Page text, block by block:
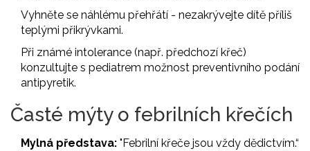
Vyhněte se náhlému přehřátí - nezakrývejte dítě příliš
teplými přikrývkami.
Při známé intolerance (např. předchozí křeč)
konzultujte s pediatrem možnost preventivního podání
antipyretik.
Časté mýty o febrilních křečích
Mylná představa: "Febrilní křeče jsou vždy dědictvím.“